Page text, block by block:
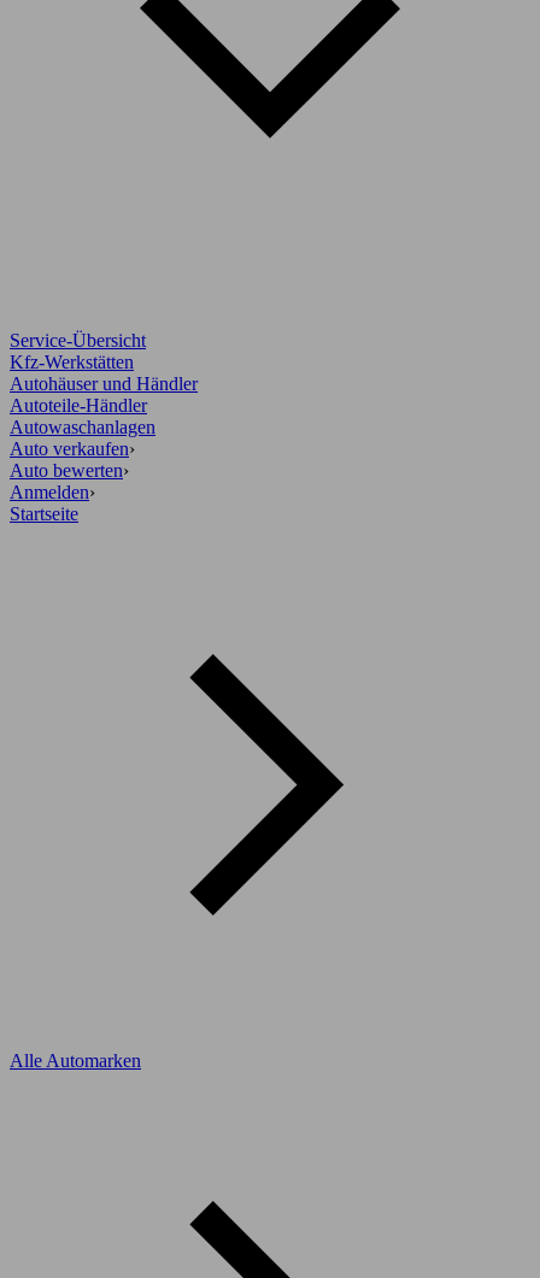
Service-Übersicht
Kfz-Werkstätten
Autohäuser und Händler
Autoteile-Händler
Autowaschanlagen
Auto verkaufen›
Auto bewerten›
Anmelden›
Startseite
Alle Automarken